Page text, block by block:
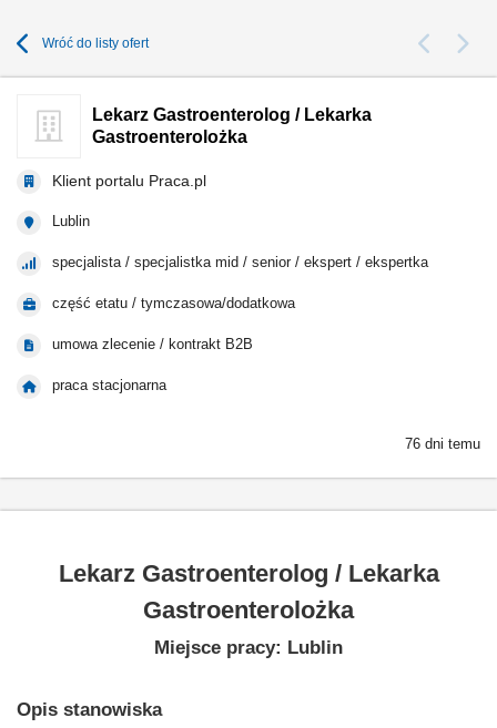
Wróć do listy ofert
Lekarz Gastroenterolog / Lekarka
Gastroenterolożka
Klient portalu Praca.pl
Lublin
specjalista / specjalistka mid / senior / ekspert / ekspertka
część etatu / tymczasowa/dodatkowa
umowa zlecenie / kontrakt B2B
praca stacjonarna
76 dni temu
Lekarz Gastroenterolog / Lekarka
Gastroenterolożka
Miejsce pracy: Lublin
Opis stanowiska